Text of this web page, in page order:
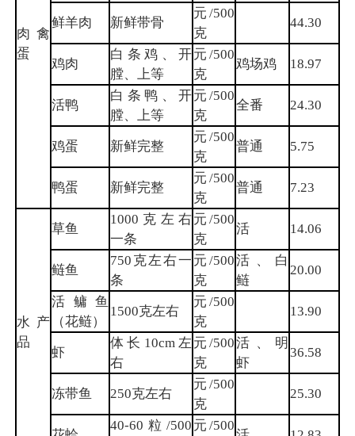
肉禽
蛋
鲜羊肉 新鲜带骨
元/500
克
44.30
鸡肉
白条鸡、开
膛、上等
元/500
克
鸡场鸡 18.97
活鸭
白条鸭、开
膛、上等
元/500
克
全番 24.30
鸡蛋 新鲜完整
元/500
克
普通 5.75
鸭蛋 新鲜完整
元/500
克
普通 7.23
水产
品
草鱼
1000克左右
一条
元/500
克
活 14.06
鲢鱼
750克左右一
条
元/500
克
活、白
鲢
20.00
活鳙鱼
（花鲢）
1500克左右
元/500
克
13.90
虾
体长10cm左
右
元/500
克
活、明
虾
36.58
冻带鱼 250克左右
元/500
克
25.30
40-60粒/500 元/500